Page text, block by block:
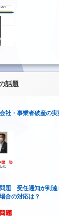
話題
社・事業者破産の
問題 受任通知が到
合の対応は？